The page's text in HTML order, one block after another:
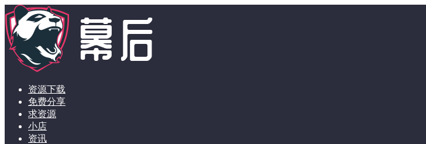
资源下载
免费分享
求资源
小店
资讯